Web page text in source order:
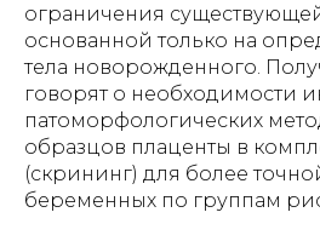
ограничения
основанной только на
тела новорожденного.
говорят о необходимости
патоморфологических
образцов плаценты в
(скрининг) для более
беременных по группам